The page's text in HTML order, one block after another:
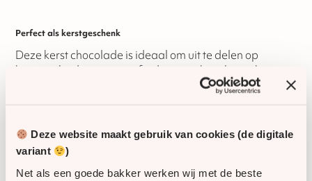
Deze website maakt gebruik van cookies (de digitale
variant
)
Net als een goede bakker werken wij met de beste
Perfect als kerstgeschenk
Deze kerst chocolade is ideaal om uit te delen op
kantoor, bij de receptie of tijdens een kerstbijeenkomst.
Ook zeer geschikt als relatiegeschenk of bedankje
Personaliseren